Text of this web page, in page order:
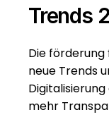
Trends
Die
neue Trends
mehr